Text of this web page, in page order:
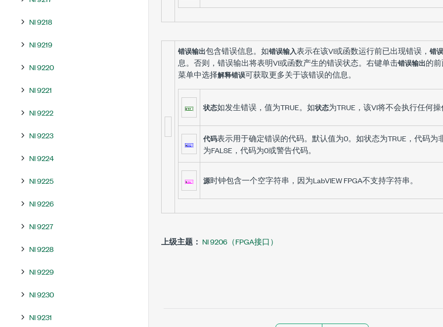
NI 9218
NI 9219
NI 9220
NI 9221
NI 9222
NI 9223
NI 9224
NI 9225
NI 9226
NI 9227
NI 9228
NI 9229
NI 9230
NI 9231
错误输出包含错误信息。如错误输入表示在该VI或函数运行前已出现错误， 错
息。否则，错误输出将表明VI或函数产生的错误状态。右键单击错误输出的
菜单中选择解释错误可获取更多关于该错误的信息。
状态如发生错误，值为TRUE。如状态为TRUE，该VI将不会执行任何
代码表示用于确定错误的代码。默认值为0。如状态为TRUE，代码为
为FALSE，代码为0或警告代码。
源时钟包含一个空字符串，因为LabVIEW FPGA不支持字符串。
上级主题： NI 9206（FPGA接口）